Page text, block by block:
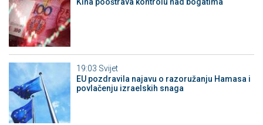
19:03 Svijet
EU pozdravila najavu o razoružanju Hamasa i
povlačenju izraelskih snaga